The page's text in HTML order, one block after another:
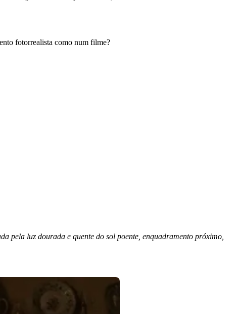
fotorrealista como num filme?
pela luz dourada e quente do sol poente, enquadramento próximo,